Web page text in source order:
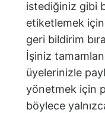
istediğiniz gibi
etiketlemek
geri bildirim
İşiniz
üyelerinizle
yönetmek için
böylece